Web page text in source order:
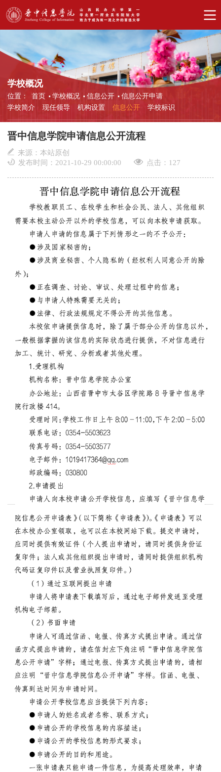
学校概况
位置： 首页 学校概况 信息公开
信息公开申请
学校简介
现任领导 机构设置 信息公开 学校标识
晋中信息学院申请信息公开流程
来源：本站原创
发布时间：2021-10-29 00:00:00
点击： 127